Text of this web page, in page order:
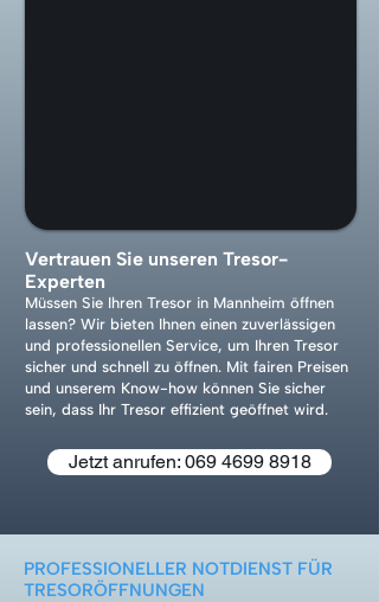
Vertrauen Sie unseren Tresor-
Experten
Müssen Sie Ihren Tresor in Mannheim öffnen
lassen? Wir bieten Ihnen einen zuverlässigen
und professionellen Service, um Ihren Tresor
sicher und schnell zu öffnen. Mit fairen Preisen
und unserem Know-how können Sie sicher
sein, dass Ihr Tresor effizient geöffnet wird.
Jetzt anrufen: 069 4699 8918
PROFESSIONELLER NOTDIENST FÜR
TRESORÖFFNUNGEN